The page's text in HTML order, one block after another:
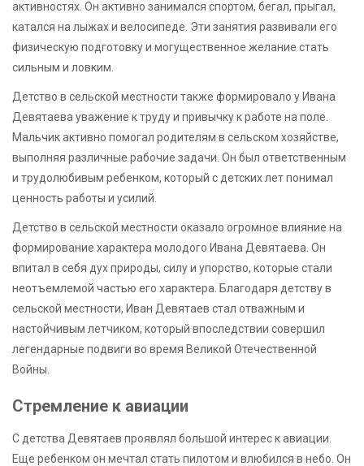
активностях. Он активно занимался спортом, бегал, прыгал,
катался на лыжах и велосипеде. Эти занятия развивали его
физическую подготовку и могущественное желание стать
сильным и ловким.
Детство в сельской местности также формировало у Ивана
Девятаева уважение к труду и привычку к работе на поле.
Мальчик активно помогал родителям в сельском хозяйстве,
выполняя различные рабочие задачи. Он был ответственным
и трудолюбивым ребенком, который с детских лет понимал
ценность работы и усилий.
Детство в сельской местности оказало огромное влияние на
формирование характера молодого Ивана Девятаева. Он
впитал в себя дух природы, силу и упорство, которые стали
неотъемлемой частью его характера. Благодаря детству в
сельской местности, Иван Девятаев стал отважным и
настойчивым летчиком, который впоследствии совершил
легендарные подвиги во время Великой Отечественной
Войны.
Стремление к авиации
С детства Девятаев проявлял большой интерес к авиации.
Еще ребенком он мечтал стать пилотом и влюбился в небо. Он